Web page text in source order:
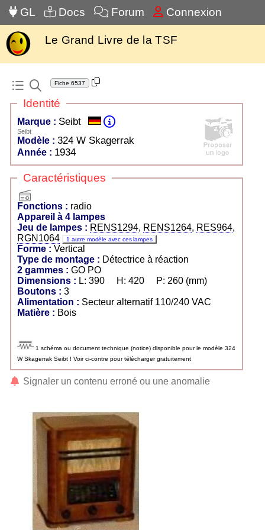
GL Docs Forum Connexion
Le Grand Livre de la TSF
Fiche 6537
Identité
Marque : Seibt
Seibt
Modèle : 324 W Skagerrak
Année : 1934
Caractéristiques
Fonctions : radio
Appareil à 4 lampes
Jeu de lampes : RENS1294, RENS1264, RES964,
RGN1064
1 autre modèle avec ces lampes
Forme : Vertical
Type de montage : Détectrice à réaction
2 gammes :
GO PO
Dimensions : L: 390 H: 420 P: 260 (mm)
Boutons : 3
Alimentation : Secteur alternatif 110/240 VAC
Matière : Bois
1 schéma ou document technique (notice) disponible pour le modèle 324
W Skagerrak Seibt ! Voir ci-contre pour télécharger gratuitement
Signaler un contenu erroné ou une anomalie